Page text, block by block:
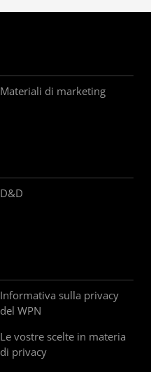
Materiali di marketing
D&D
Informativa sulla privacy
del WPN
Le vostre scelte in materia
di privacy